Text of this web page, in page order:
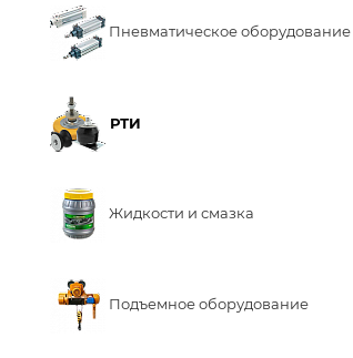
Пневматическое оборудование
РТИ
Жидкости и смазка
Подъемное оборудование